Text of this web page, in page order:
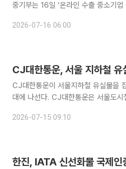
중기부는 16일 ‘온라인 수출 중소기업 물
는 사업이다. 국제물류 환경 악화로
2026-07-16 06:00
CJ대한통운, 서울 지하철
CJ대한통운이 서울지하철 유실물을
대에 나선다. CJ대한통운은 서울도시철도엔지니어링(서울도시철도ENG)과 서울교통공사 유실물
서울도시철도ENG 본사에서 전날 유
2026-07-15 09:10
한진, IATA 신선화물 국제